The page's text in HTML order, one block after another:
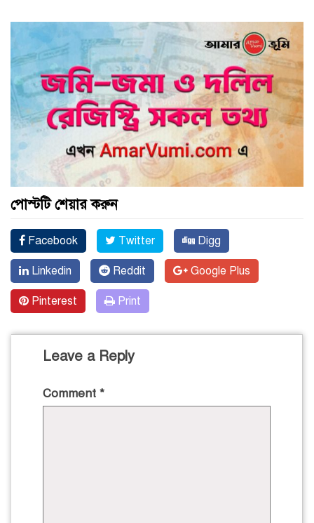
পোস্টটি শেয়ার করুন
Facebook Twitter Digg
Linkedin Reddit Google Plus
Pinterest Print
Leave a Reply
Comment *